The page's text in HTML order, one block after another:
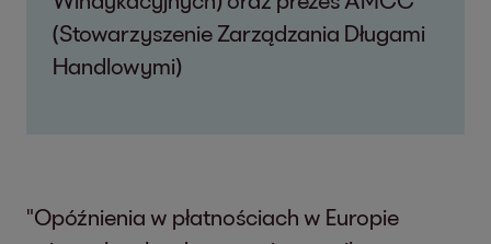
(Stowarzyszenie Zarządzania Długami
Handlowymi)
"Opóźnienia w płatnościach w Europie